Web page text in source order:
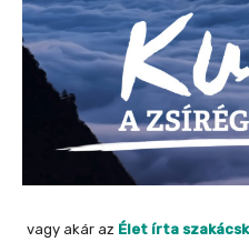
vagy akár az Élet írta